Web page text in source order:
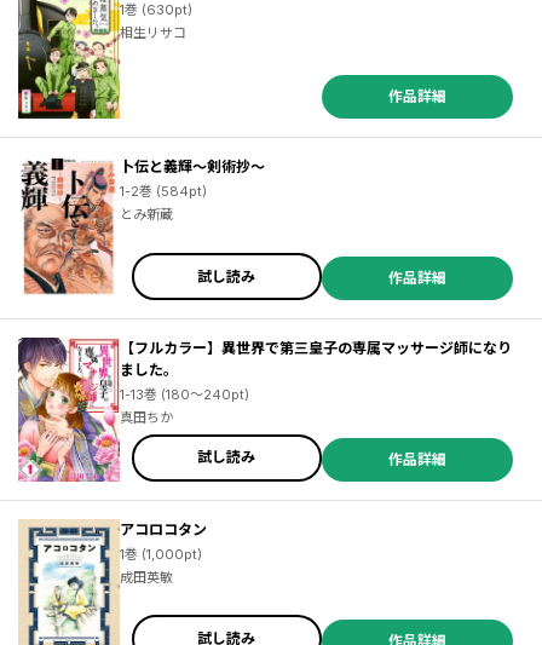
1巻 (630pt)
相生リサコ
作品詳細
卜伝と義輝～剣術抄～
1-2巻 (584pt)
とみ新蔵
試し読み 作品詳細
【フルカラー】異世界で第三皇子の専属マッサージ師になり
ました。
1-13巻 (180～240pt)
真田ちか
試し読み 作品詳細
アコロコタン
1巻 (1,000pt)
成田英敏
試し読み 作品詳細